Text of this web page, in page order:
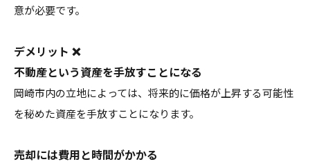
意が必要です。
デメリット ❌
不動産という資産を手放すことになる
岡崎市内の立地によっては、将来的に価格が上昇する可能性
を秘めた資産を手放すことになります。
売却には費用と時間がかかる